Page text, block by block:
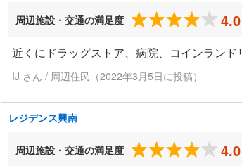
周辺施設・交通の満足度 4.0
近くにドラッグストア、病院、コインランド
IJ さん / 周辺住民（2022年3月5日に投稿）
レジデンス興南
周辺施設・交通の満足度 4.0